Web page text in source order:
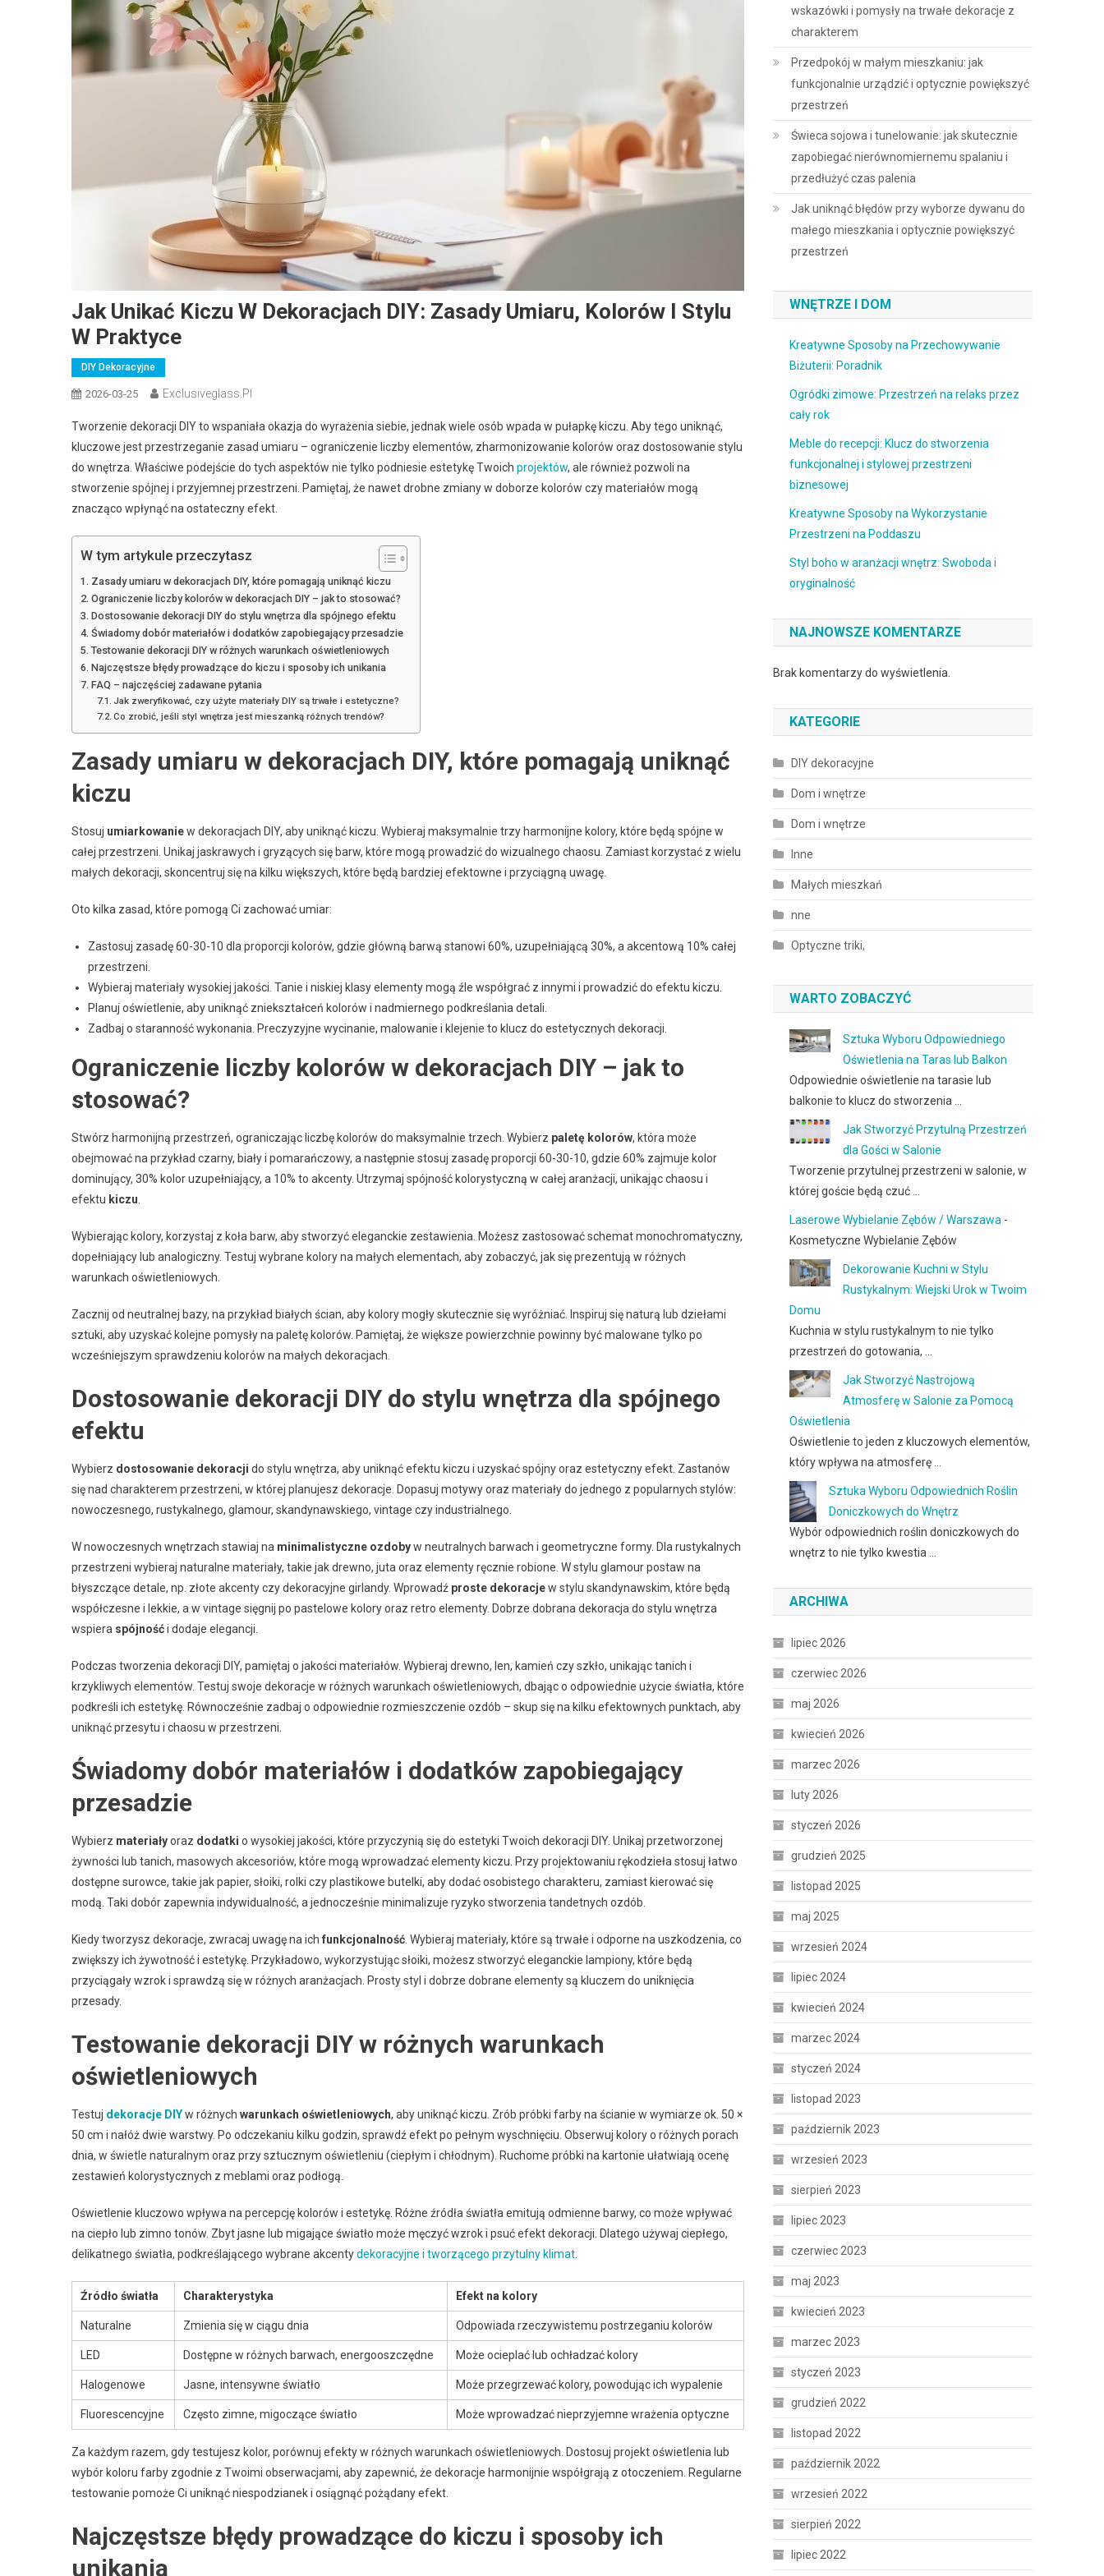
Jak Unikać Kiczu W Dekoracjach DIY: Zasady Umiaru, Kolorów I Stylu
W Praktyce
DIY Dekoracyjne
2026-03-25 Exclusiveglass.pl
Tworzenie dekoracji DIY to wspaniała okazja do wyrażenia siebie, jednak wiele osób wpada w pułapkę kiczu. Aby tego uniknąć,
kluczowe jest przestrzeganie zasad umiaru – ograniczenie liczby elementów, zharmonizowanie kolorów oraz dostosowanie stylu
do wnętrza. Właściwe podejście do tych aspektów nie tylko podniesie estetykę Twoich projektów, ale również pozwoli na
stworzenie spójnej i przyjemnej przestrzeni. Pamiętaj, że nawet drobne zmiany w doborze kolorów czy materiałów mogą
znacząco wpłynąć na ostateczny efekt.
W tym artykule przeczytasz
Zasady umiaru w dekoracjach DIY, które pomagają uniknąć kiczu
Ograniczenie liczby kolorów w dekoracjach DIY – jak to stosować?
Dostosowanie dekoracji DIY do stylu wnętrza dla spójnego efektu
Świadomy dobór materiałów i dodatków zapobiegający przesadzie
Testowanie dekoracji DIY w różnych warunkach oświetleniowych
Najczęstsze błędy prowadzące do kiczu i sposoby ich unikania
FAQ – najczęściej zadawane pytania
Jak zweryfikować, czy użyte materiały DIY są trwałe i estetyczne?
Co zrobić, jeśli styl wnętrza jest mieszanką różnych trendów?
Zasady umiaru w dekoracjach DIY, które pomagają uniknąć
kiczu
Stosuj umiarkowaniew dekoracjach DIY, aby uniknąć kiczu. Wybieraj maksymalnie trzy harmonijne kolory, które będą spójne w
całej przestrzeni. Unikaj jaskrawych i gryzących się barw, które mogą prowadzić do wizualnego chaosu. Zamiast korzystać z wielu
małych dekoracji, skoncentruj się na kilku większych, które będą bardziej efektowne i przyciągną uwagę.
Oto kilka zasad, które pomogą Ci zachować umiar:
Zastosuj zasadę 60-30-10 dla proporcji kolorów, gdzie główną barwą stanowi 60%, uzupełniającą 30%, a akcentową 10% całej
przestrzeni.
Wybieraj materiały wysokiej jakości. Tanie i niskiej klasy elementy mogą źle współgrać z innymi i prowadzić do efektu kiczu.
Planuj oświetlenie, aby uniknąć zniekształceń kolorów i nadmiernego podkreślania detali.
Zadbaj o staranność wykonania. Preczyzyjne wycinanie, malowanie i klejenie to klucz do estetycznych dekoracji.
Ograniczenie liczby kolorów w dekoracjach DIY – jak to
stosować?
Stwórz harmonijną przestrzeń, ograniczając liczbę kolorów do maksymalnie trzech. Wybierz paletę kolorów, która może
obejmować na przykład czarny, biały i pomarańczowy, a następnie stosuj zasadę proporcji 60-30-10, gdzie 60% zajmuje kolor
dominujący, 30% kolor uzupełniający, a 10% to akcenty. Utrzymaj spójność kolorystyczną w całej aranżacji, unikając chaosu i
efektu kiczu.
Wybierając kolory, korzystaj z koła barw, aby stworzyć eleganckie zestawienia. Możesz zastosować schemat monochromatyczny,
dopełniający lub analogiczny. Testuj wybrane kolory na małych elementach, aby zobaczyć, jak się prezentują w różnych
warunkach oświetleniowych.
Zacznij od neutralnej bazy, na przykład białych ścian, aby kolory mogły skutecznie się wyróżniać. Inspiruj się naturą lub dziełami
sztuki, aby uzyskać kolejne pomysły na paletę kolorów. Pamiętaj, że większe powierzchnie powinny być malowane tylko po
wcześniejszym sprawdzeniu kolorów na małych dekoracjach.
Dostosowanie dekoracji DIY do stylu wnętrza dla spójnego
efektu
Wybierz dostosowanie dekoracji do stylu wnętrza, aby uniknąć efektu kiczu i uzyskać spójny oraz estetyczny efekt. Zastanów
się nad charakterem przestrzeni, w której planujesz dekoracje. Dopasuj motywy oraz materiały do jednego z popularnych stylów:
nowoczesnego, rustykalnego, glamour, skandynawskiego, vintage czy industrialnego.
W nowoczesnych wnętrzach stawiaj na minimalistyczne ozdobyw neutralnych barwach i geometryczne formy. Dla rustykalnych
przestrzeni wybieraj naturalne materiały, takie jak drewno, juta oraz elementy ręcznie robione. W stylu glamour postaw na
błyszczące detale, np. złote akcenty czy dekoracyjne girlandy. Wprowadź proste dekoracjew stylu skandynawskim, które będą
współczesne i lekkie, a w vintage sięgnij po pastelowe kolory oraz retro elementy. Dobrze dobrana dekoracja do stylu wnętrza
wspiera spójnośći dodaje elegancji.
Podczas tworzenia dekoracji DIY, pamiętaj o jakości materiałów. Wybieraj drewno, len, kamień czy szkło, unikając tanich i
krzykliwych elementów. Testuj swoje dekoracje w różnych warunkach oświetleniowych, dbając o odpowiednie użycie światła, które
podkreśli ich estetykę. Równocześnie zadbaj o odpowiednie rozmieszczenie ozdób – skup się na kilku efektownych punktach, aby
uniknąć przesytu i chaosu w przestrzeni.
Świadomy dobór materiałów i dodatków zapobiegający
przesadzie
Wybierz materiałyoraz dodatki o wysokiej jakości, które przyczynią się do estetyki Twoich dekoracji DIY. Unikaj przetworzonej
żywności lub tanich, masowych akcesoriów, które mogą wprowadzać elementy kiczu. Przy projektowaniu rękodzieła stosuj łatwo
dostępne surowce, takie jak papier, słoiki, rolki czy plastikowe butelki, aby dodać osobistego charakteru, zamiast kierować się
modą. Taki dobór zapewnia indywidualność, a jednocześnie minimalizuje ryzyko stworzenia tandetnych ozdób.
Kiedy tworzysz dekoracje, zwracaj uwagę na ich funkcjonalność. Wybieraj materiały, które są trwałe i odporne na uszkodzenia, co
zwiększy ich żywotność i estetykę. Przykładowo, wykorzystując słoiki, możesz stworzyć eleganckie lampiony, które będą
przyciągały wzrok i sprawdzą się w różnych aranżacjach. Prosty styl i dobrze dobrane elementy są kluczem do uniknięcia
przesady.
Testowanie dekoracji DIY w różnych warunkach
oświetleniowych
Testuj dekoracje DIYw różnych warunkach oświetleniowych, aby uniknąć kiczu. Zrób próbki farby na ścianie w wymiarze ok. 50 ×
50 cm i nałóż dwie warstwy. Po odczekaniu kilku godzin, sprawdź efekt po pełnym wyschnięciu. Obserwuj kolory o różnych porach
dnia, w świetle naturalnym oraz przy sztucznym oświetleniu (ciepłym i chłodnym). Ruchome próbki na kartonie ułatwiają ocenę
zestawień kolorystycznych z meblami oraz podłogą.
Oświetlenie kluczowo wpływa na percepcję kolorów i estetykę. Różne źródła światła emitują odmienne barwy, co może wpływać
na ciepło lub zimno tonów. Zbyt jasne lub migające światło może męczyć wzrok i psuć efekt dekoracji. Dlatego używaj ciepłego,
delikatnego światła, podkreślającego wybrane akcentydekoracyjne i tworzącego przytulny klimat.
Źródło światła Charakterystyka Efekt na kolory
Naturalne Zmienia się w ciągu dnia Odpowiada rzeczywistemu postrzeganiu kolorów
LED Dostępne w różnych barwach, energooszczędne Może ocieplać lub ochładzać kolory
Halogenowe Jasne, intensywne światło Może przegrzewać kolory, powodując ich wypalenie
Fluorescencyjne Często zimne, migoczące światło Może wprowadzać nieprzyjemne wrażenia optyczne
Za każdym razem, gdy testujesz kolor, porównuj efekty w różnych warunkach oświetleniowych. Dostosuj projekt oświetlenia lub
wybór koloru farby zgodnie z Twoimi obserwacjami, aby zapewnić, że dekoracje harmonijnie współgrają z otoczeniem. Regularne
testowanie pomoże Ci uniknąć niespodzianek i osiągnąć pożądany efekt.
Najczęstsze błędy prowadzące do kiczu i sposoby ich
unikania
wskazówki i pomysły na trwałe dekoracje z
charakterem
Przedpokój w małym mieszkaniu: jak
funkcjonalnie urządzić i optycznie powiększyć
przestrzeń
Świeca sojowa i tunelowanie: jak skutecznie
zapobiegać nierównomiernemu spalaniu i
przedłużyć czas palenia
Jak uniknąć błędów przy wyborze dywanu do
małego mieszkania i optycznie powiększyć
przestrzeń
WNĘTRZE I DOM
Kreatywne Sposoby na Przechowywanie
Biżuterii: Poradnik
Ogródki zimowe: Przestrzeń na relaks przez
cały rok
Meble do recepcji: Klucz do stworzenia
funkcjonalnej i stylowej przestrzeni
biznesowej
Kreatywne Sposoby na Wykorzystanie
Przestrzeni na Poddaszu
Styl boho w aranżacji wnętrz: Swoboda i
oryginalność
NAJNOWSZE KOMENTARZE
Brak komentarzy do wyświetlenia.
KATEGORIE
DIY dekoracyjne
Dom i wnętrze
Dom i wnętrze
Inne
Małych mieszkań
nne
Optyczne triki,
WARTO ZOBACZYĆ
Sztuka Wyboru Odpowiedniego
Oświetlenia na Taras lub Balkon
Odpowiednie oświetlenie na tarasie lub
balkonie to klucz do stworzenia …
Jak Stworzyć Przytulną Przestrzeń
dla Gości w Salonie
Tworzenie przytulnej przestrzeni w salonie, w
której goście będą czuć …
Laserowe Wybielanie Zębów / Warszawa -
Kosmetyczne Wybielanie Zębów
Dekorowanie Kuchni w Stylu
Rustykalnym: Wiejski Urok w Twoim
Domu
Kuchnia w stylu rustykalnym to nie tylko
przestrzeń do gotowania, …
Jak Stworzyć Nastrojową
Atmosferę w Salonie za Pomocą
Oświetlenia
Oświetlenie to jeden z kluczowych elementów,
który wpływa na atmosferę …
Sztuka Wyboru Odpowiednich Roślin
Doniczkowych do Wnętrz
Wybór odpowiednich roślin doniczkowych do
wnętrz to nie tylko kwestia …
ARCHIWA
lipiec 2026
czerwiec 2026
maj 2026
kwiecień 2026
marzec 2026
luty 2026
styczeń 2026
grudzień 2025
listopad 2025
maj 2025
wrzesień 2024
lipiec 2024
kwiecień 2024
marzec 2024
styczeń 2024
listopad 2023
październik 2023
wrzesień 2023
sierpień 2023
lipiec 2023
czerwiec 2023
maj 2023
kwiecień 2023
marzec 2023
styczeń 2023
grudzień 2022
listopad 2022
październik 2022
wrzesień 2022
sierpień 2022
lipiec 2022